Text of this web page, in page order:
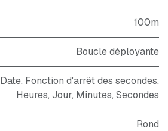
100m
Boucle déployante
Date, Fonction d'arrêt des secondes,
Heures, Jour, Minutes, Secondes
Rond